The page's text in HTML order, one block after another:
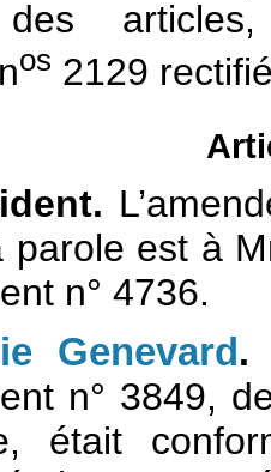
des
os 2129
parole est à
n° 4736.
Genevard .
n° 3849,
était